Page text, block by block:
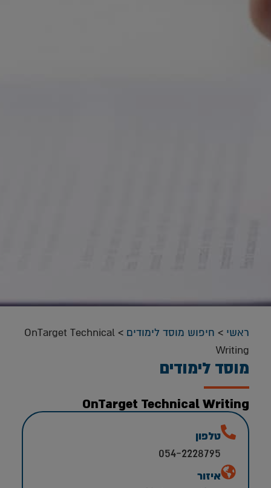
ראשי > חיפוש מוסד לימודים >
OnTarget Technical
Writing
מוסד לימודים
OnTarget Technical Writing
טלפון
054-2228795
איזור